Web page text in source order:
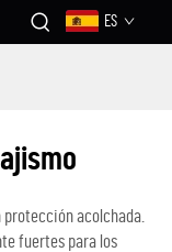
ES
protección acolchada.
fuertes para los